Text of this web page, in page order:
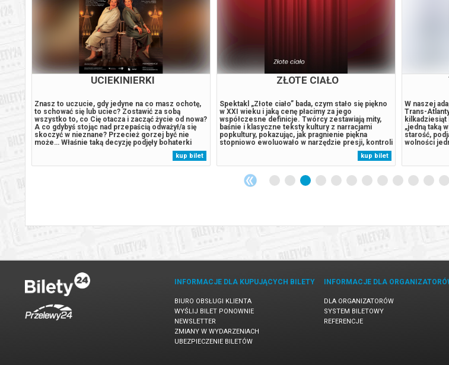
UCIEKINIERKI
Znasz to uczucie, gdy jedyne na co masz ochotę,
to schować się lub uciec? Zostawić za sobą
wszystko to, co Cię otacza i zacząć życie od nowa?
A co gdybyś stojąc nad przepaścią odważył/a się
skoczyć w nieznane? Przecież gorzej być nie
może… Właśnie taką decyzję podjęły bohaterki
spektaklu “Uciekinierki”, jakie konsekwencje
poniosą? Margot (Marta Ledwoń) – matka i żona,
niezauważana przez rodzinę, zmęczona...
kup bilet
ZŁOTE CIAŁO
Spektakl „Złote ciało” bada, czym stało się piękno
w XXI wieku i jaką cenę płacimy za jego
współczesne definicje. Twórcy zestawiają mity,
baśnie i klasyczne teksty kultury z narracjami
popkultury, pokazując, jak pragnienie piękna
stopniowo ewoluowało w narzędzie presji, kontroli
i destrukcyjnego współzawodnictwa, wywołując
rosnącą przepaść między ciałem realnym a ciałem
wyobrażonym. „Złote ciało”,...
kup bilet
W naszej
Trans-
kilkadziesiąt
„jedną taką
starość,
wolności
także po
stosunek
samego
INFORMACJE DLA KUPUJĄCYCH BILETY
BIURO OBSŁUGI KLIENTA
WYŚLIJ BILET PONOWNIE
NEWSLETTER
ZMIANY W WYDARZENIACH
UBEZPIECZENIE BILETÓW
INFORMACJE DLA
DLA ORGANIZATORÓW
SYSTEM BILETOWY
REFERENCJE